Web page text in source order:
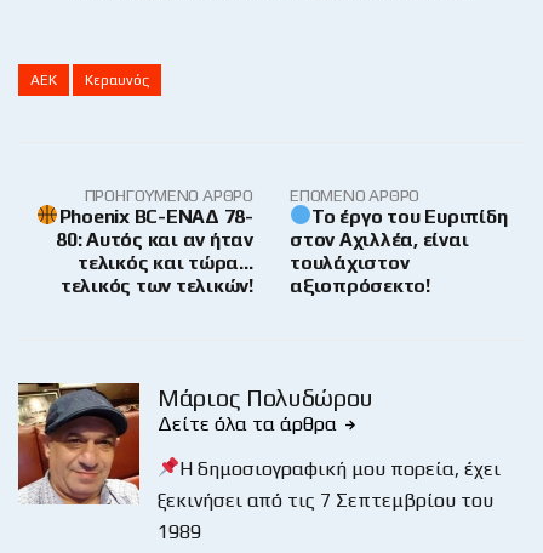
ΑΕΚ Κεραυνός
ΠΡΟΗΓΟΎΜΕΝΟ ΆΡΘΡΟ
Phoenix BC-ΕΝΑΔ 78-
80: Αυτός και αν ήταν
τελικός και τώρα…
τελικός των τελικών!
ΕΠΌΜΕΝΟ ΆΡΘΡΟ
Το έργο του Ευριπίδη
στον Αχιλλέα, είναι
τουλάχιστον
αξιοπρόσεκτο!
Μάριος Πολυδώρου
Δείτε όλα τα άρθρα
Η δημοσιογραφική μου πορεία, έχει
ξεκινήσει από τις 7 Σεπτεμβρίου του
1989